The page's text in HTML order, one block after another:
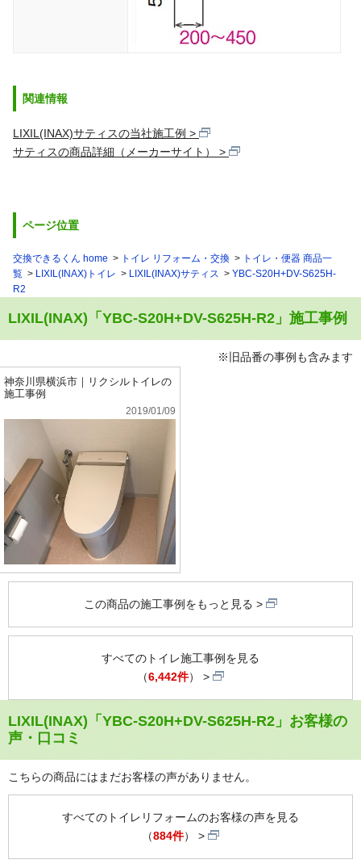
関連情報
LIXIL(INAX)サティスの当社施工例
サティスの商品詳細（メーカーサイト）
ページ位置
交換できるくん home トイレ リフォーム・交換
トイレ・便器 商品一
覧
LIXIL(INAX)トイレ LIXIL(INAX)サティス
YBC-S20H+DV-S625H-
R2
LIXIL(INAX)「YBC-S20H+DV-S625H-R2」施工事例
※旧品番の事例も含みます
神奈川県横浜市｜リクシルトイレの
施工事例
2019/01/09
この商品の施工事例をもっと見る
すべてのトイレ施工事例を見る
（6,442件）
LIXIL(INAX)「YBC-S20H+DV-S625H-R2」お客様の
声・口コミ
こちらの商品にはまだお客様の声がありません。
すべてのトイレリフォームのお客様の声を見る
（884件）